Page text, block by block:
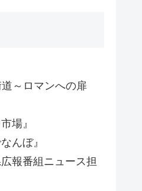
～ロマンへの扉
場』
んぼ』
報番組ニュース担